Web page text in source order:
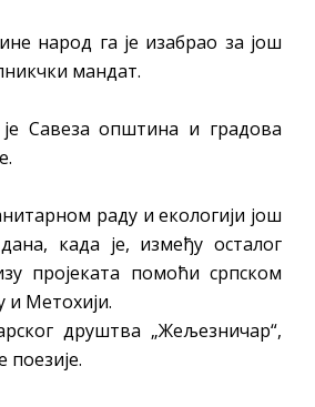
народ га је изабрао за још
мандат.
је Савеза општина и градова
раду и екологији још
када је, између осталог
пројеката помоћи српском
и Метохији.
друштва „Жељезничар“,
поезије.